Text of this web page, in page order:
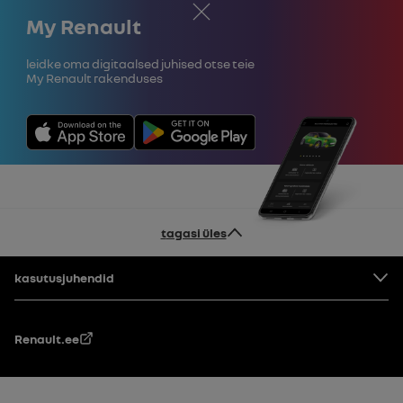
Sulge
My Renault
Leidke oma digitaalsed juhised otse teie
My Renault rakenduses
tagasi üles
Jalus
kasutusjuhendid
Renault.ee